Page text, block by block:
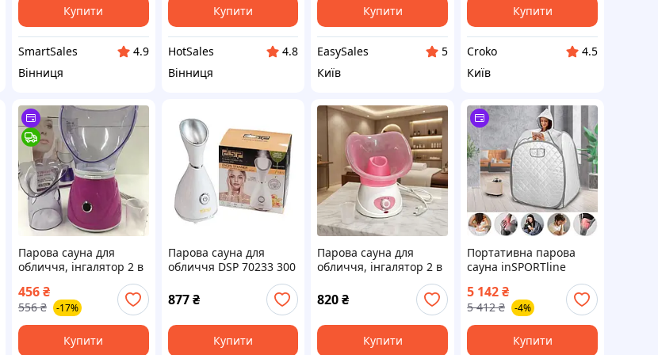
Купити
SmartSales
4.9
Вінниця
Купити
HotSales
4.8
Вінниця
Купити
EasySales
5
Київ
Купити
Croko
4.5
Київ
Парова сауна для
обличчя, інгалятор 2 в
Steamer BY-1078
Osenjie
456₴
556 ₴ -17%
Купити
Парова сауна для
обличчя DSP 70233 300
877 ₴
Купити
Парова сауна для
обличчя, інгалятор 2 в
1 Facial Steamer Shuqin
SQ-016 Рожева
820₴
Купити
Портативна парова
сауна inSPORTline
5 142₴
5 412 ₴ -4%
Купити